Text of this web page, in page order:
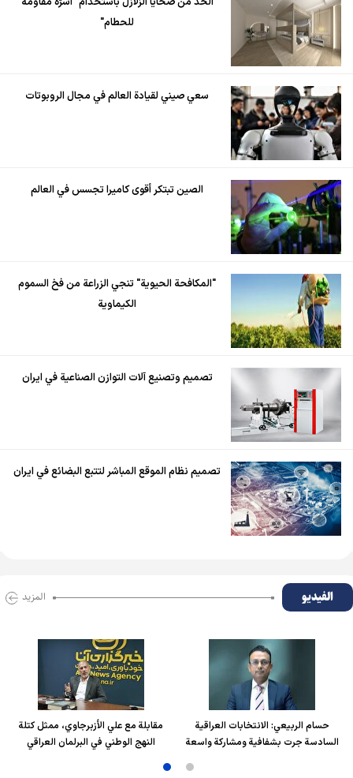
للحطام"
سعي صيني لقيادة العالم في مجال الروبوتات
الصين تبتكر أقوى كاميرا تجسس في العالم
"المكافحة الحيوية" تنجي الزراعة من فخ السموم
الكيماوية
تصميم وتصنيع آلات التوازن الصناعية في ايران
تصميم نظام الموقع المباشر لتتبع البضائع في ايران
الفیدیو المزید
حسام الربیعي: الانتخابات العراقية
السادسة جرت بشفافية ومشاركة واسعة
مقابلة مع علي الأزبرجاوي، ممثل كتلة
النهج الوطني في البرلمان العراقي